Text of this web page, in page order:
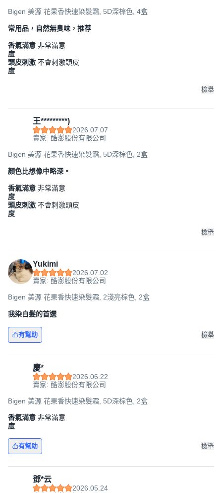
Bigen 美源 花果香快速染髮霜, 5D深棕色, 4盒
常用品，自然無臭味，推荐
香氣滿意
度
非常滿意
頭皮刺激
度
不會刺激頭皮
檢舉
王*********)
2026.07.07
賣家: 酷澎股份有限公司
Bigen 美源 花果香快速染髮霜, 5D深棕色, 2盒
顏色比想像中略深。
香氣滿意
度
非常滿意
頭皮刺激
度
不會刺激頭皮
檢舉
Yukimi
2026.07.02
賣家: 酷澎股份有限公司
Bigen 美源 花果香快速染髮霜, 2淺亮棕色, 2盒
我染白髮的首選
有幫助 檢舉
慶*
2026.06.22
賣家: 酷澎股份有限公司
Bigen 美源 花果香快速染髮霜, 5D深棕色, 2盒
香氣滿意
度
非常滿意
有幫助 檢舉
鄧*云
2026.05.24